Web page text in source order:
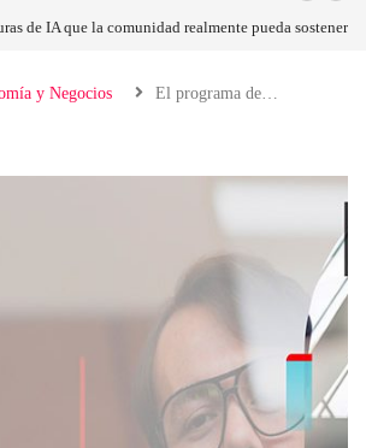
5 ya están en fase avanzada de desarrollo
y Negocios El programa de…